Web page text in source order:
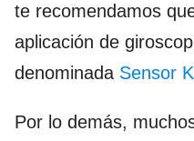
te recomendamos
aplicación de
denominada Sensor
Por lo demás,